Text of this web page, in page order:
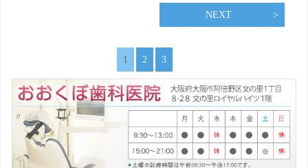
1 2 3
NEXT